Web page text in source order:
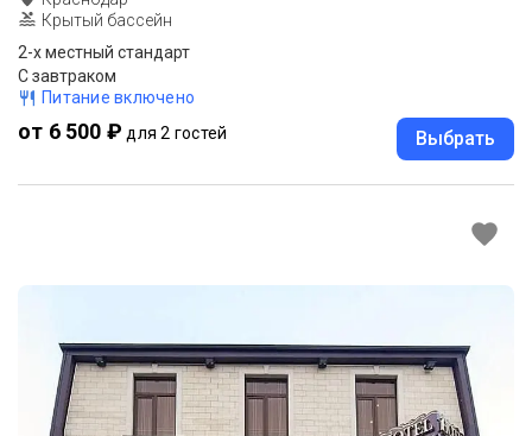
Крытый бассейн
2-x местный стандарт
С завтраком
Питание включено
от 6 500 ₽ для 2 гостей Выбрать